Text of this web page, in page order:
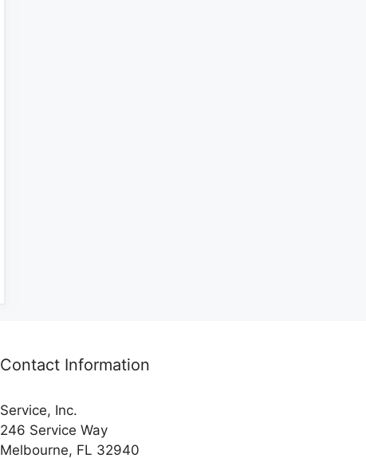
Contact Information
Service, Inc.
246 Service Way
Melbourne, FL 32940